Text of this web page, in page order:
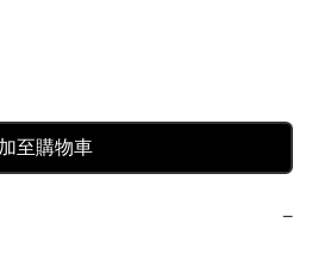
加至購物車
−